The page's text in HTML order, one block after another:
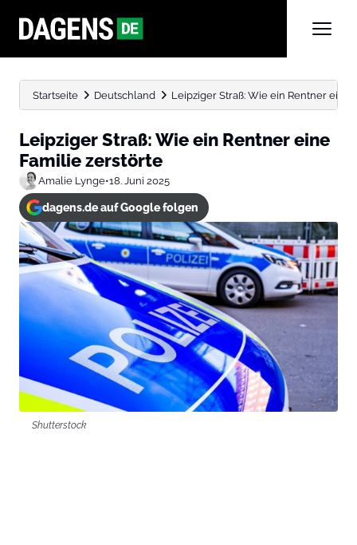
Startseite Deutschland Leipziger Straß: Wie ein Rentner eine
Leipziger Straß: Wie ein Rentner eine
Familie zerstörte
Amalie Lynge•18. Juni 2025
dagens.de auf Google folgen
Shutterstock